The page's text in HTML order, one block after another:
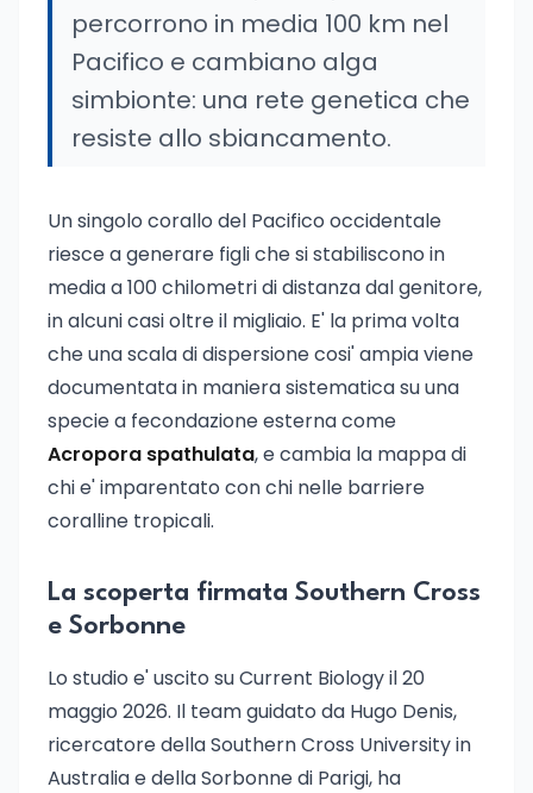
percorrono in media 100 km nel
Pacifico e cambiano alga
simbionte: una rete genetica che
resiste allo sbiancamento.
Un singolo corallo del Pacifico occidentale
riesce a generare figli che si stabiliscono in
media a 100 chilometri di distanza dal genitore,
in alcuni casi oltre il migliaio. E' la prima volta
che una scala di dispersione cosi' ampia viene
documentata in maniera sistematica su una
specie a fecondazione esterna come
Acropora spathulata, e cambia la mappa di
chi e' imparentato con chi nelle barriere
coralline tropicali.
La scoperta firmata Southern Cross
e Sorbonne
Lo studio e' uscito su Current Biology il 20
maggio 2026. Il team guidato da Hugo Denis,
ricercatore della Southern Cross University in
Australia e della Sorbonne di Parigi, ha